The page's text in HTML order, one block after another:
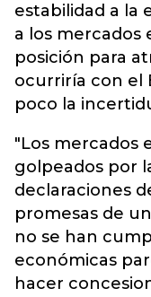
estabilidad a la
a los
posición para
ocurriría con el
poco la
"Los mercados
golpeados por
declaraciones
promesas de
no se han
económicas
hacer